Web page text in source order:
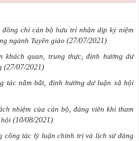
đồng chí cán bộ hưu trí nhân dịp kỷ niệm
ngành Tuyên giáo (27/07/2021)
khách quan, trung thực, định hướng dư
(27/07/2021)
tác nắm bắt, định hướng dư luận xã hội
nhiệm của cán bộ, đảng viên khi tham
hội (10/08/2021)
công tác lý luận chính trị và lịch sử đảng